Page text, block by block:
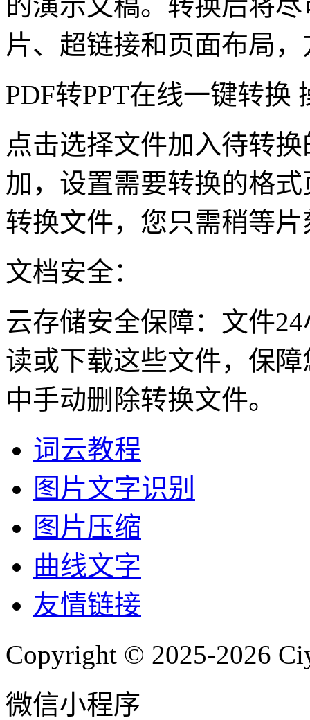
片、超链接和页面布局
PDF转PPT在线一键转换
点击选择文件加入待转
加，设置需要转换的格
转换文件，您只需稍等
文档安全：
云存储安全保障：文件
读或下载这些文件，保
中手动删除转换文件。
词云教程
图片文字识别
图片压缩
曲线文字
友情链接
Copyright © 2025-2026
微信小程序